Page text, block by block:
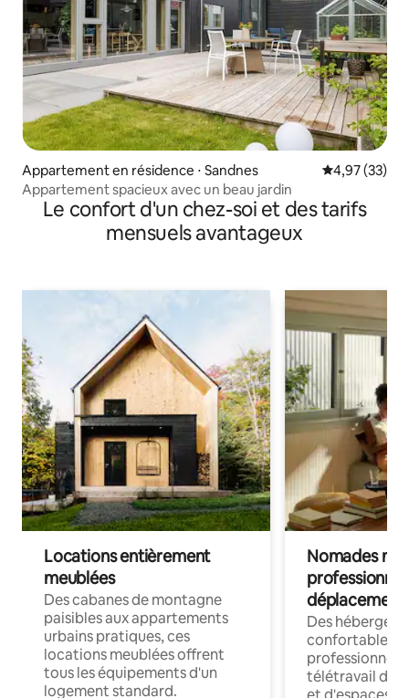
Appartement en résidence ⋅ Sandnes Évaluation
4,97 (33)
Appartement spacieux avec un beau jardin
Le confort d'un chez-soi et des tarifs
mensuels avantageux
Locations entièrement
meublées
Des cabanes de montagne
paisibles aux appartements
urbains pratiques, ces
locations meublées offrent
tous les équipements d'un
logement standard.
Nomades
déplacement
Des
confortables
professionnels
télétravail